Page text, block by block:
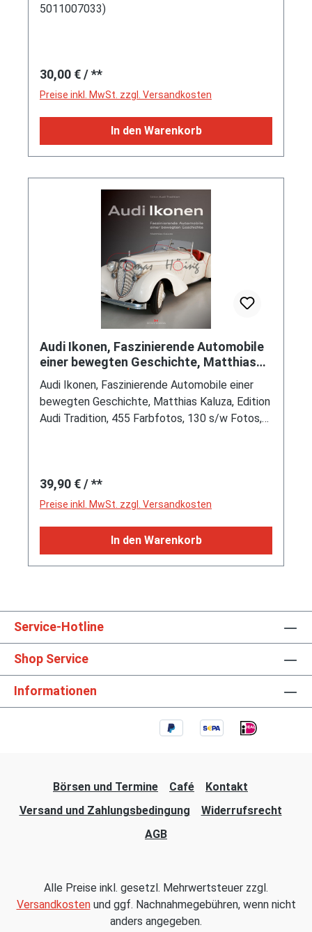
5011007033)
Regulärer Preis:
30,00 €/ **
Preise inkl. MwSt. zzgl. Versandkosten
In den Warenkorb
Audi Ikonen, Faszinierende Automobile
einer bewegten Geschichte, Matthias
Kaluza, Edition Audi Tradi
Audi Ikonen, Faszinierende Automobile einer
bewegten Geschichte, Matthias Kaluza, Edition
Audi Tradition, 455 Farbfotos, 130 s/w Fotos,
Regulärer Preis:
39,90 €/ **
Preise inkl. MwSt. zzgl. Versandkosten
In den Warenkorb
Service-Hotline
Shop Service
Informationen
Börsen und Termine Café
Kontakt
Versand und Zahlungsbedingung
Widerrufsrecht
AGB
Alle Preise inkl. gesetzl. Mehrwertsteuer zzgl.
Versandkostenund ggf. Nachnahmegebühren, wenn nicht
anders angegeben.